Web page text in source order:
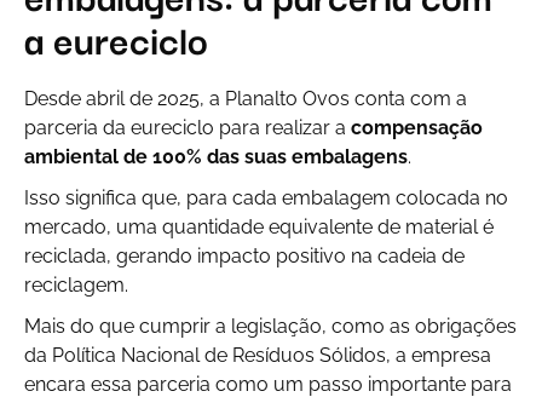
a eureciclo
Desde abril de 2025, a Planalto Ovos conta com a
parceria da eureciclo para realizar a compensação
ambiental de 100% das suas embalagens.
Isso significa que, para cada embalagem colocada no
mercado, uma quantidade equivalente de material é
reciclada, gerando impacto positivo na cadeia de
reciclagem.
Mais do que cumprir a legislação, como as obrigações
da Política Nacional de Resíduos Sólidos, a empresa
encara essa parceria como um passo importante para